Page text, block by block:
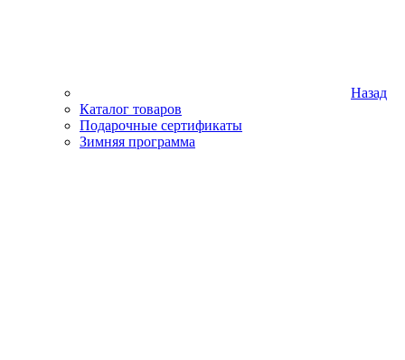
Назад
Каталог товаров
Подарочные сертификаты
Зимняя программа